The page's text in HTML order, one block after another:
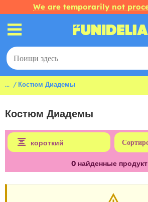
We are temporarily not
... Костюм Диадемы
Костюм Диадемы
короткий
0 найденные